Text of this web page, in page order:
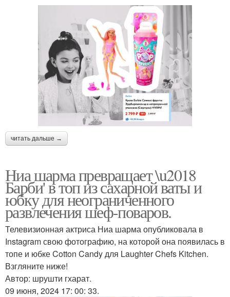
читать дальше →
Ниа шарма превращает \u2018
Барби' в топ из сахарной ваты и
юбку для неограниченного
развлечения шеф-поваров.
Телевизионная актриса Ниа шарма опубликовала в
Instagram свою фотографию, на которой она появилась в
топе и юбке Cotton Candy для Laughter Chefs Kitchen.
Взгляните ниже!
Автор: шрушти гхарат.
09 июня, 2024 17: 00: 33.